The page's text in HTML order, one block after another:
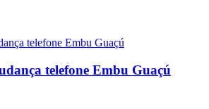
telefone Embu Guaçú